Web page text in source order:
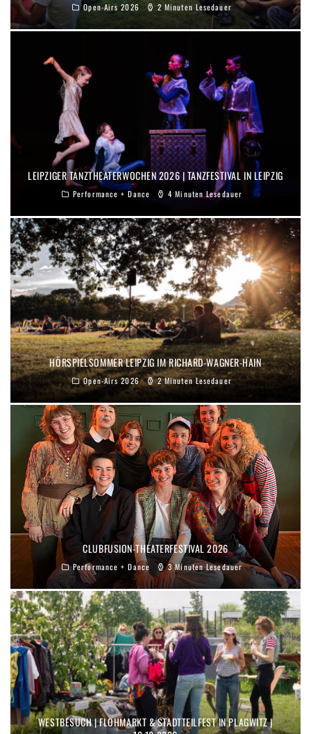
Open-Airs 2026 2 Minuten Lesedauer
LEIPZIGER TANZTHEATERWOCHEN 2026 | TANZFESTIVAL IN LEIPZIG
Performance + Dance 4 Minuten Lesedauer
HÖRSPIELSOMMER LEIPZIG IM RICHARD-WAGNER-HAIN
Open-Airs 2026 2 Minuten Lesedauer
CLUBFUSION-THEATERFESTIVAL 2026
Performance + Dance 3 Minuten Lesedauer
WESTBESUCH | FLOHMARKT & STADTTEILFEST IN PLAGWITZ |